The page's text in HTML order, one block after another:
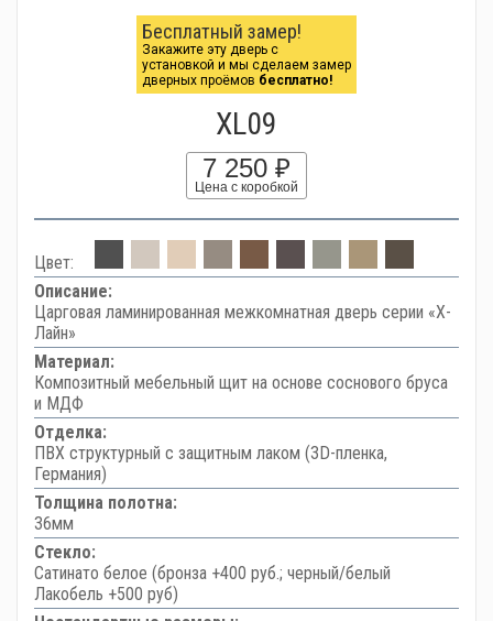
Бесплатный замер!
Закажите эту дверь с
установкой и мы сделаем замер
дверных проёмов бесплатно!
XL09
7 250 ₽
Цена с коробкой
Цвет:
Описание:
Царговая ламинированная межкомнатная дверь серии «Х-
Лайн»
Материал:
Композитный мебельный щит на основе соснового бруса
и МДФ
Отделка:
ПВХ структурный с защитным лаком (3D-пленка,
Германия)
Толщина полотна:
36мм
Стекло:
Сатинато белое (бронза +400 руб.; черный/белый
Лакобель +500 руб)